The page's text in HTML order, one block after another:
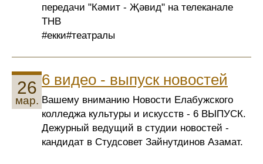
передачи "Кәмит - Җәвид" на телеканале
ТНВ
#екки#театралы
26
мар.
6 видео - выпуск новостей
Вашему вниманию Новости Елабужского
колледжа культуры и искусств - 6 ВЫПУСК.
Дежурный ведущий в студии новостей -
кандидат в Студсовет Зайнутдинов Азамат.